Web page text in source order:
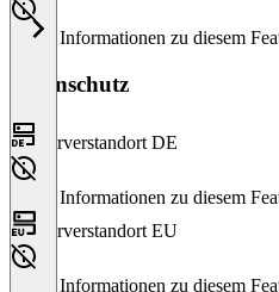
Keine Informationen zu diesem
Datenschutz
Serverstandort DE
Keine Informationen zu diesem
Serverstandort EU
Keine Informationen zu diesem